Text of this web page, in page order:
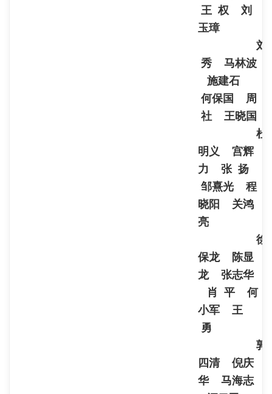
王 权 刘
玉璋
刘
秀 马林波
施建石
何保国 周
社 王晓国
杜
明义 宫辉
力 张 扬
邹熹光 程
晓阳 关鸿
亮
徐
保龙 陈显
龙 张志华
肖 平 何
小军 王
勇
郭
四清 倪庆
华 马海志